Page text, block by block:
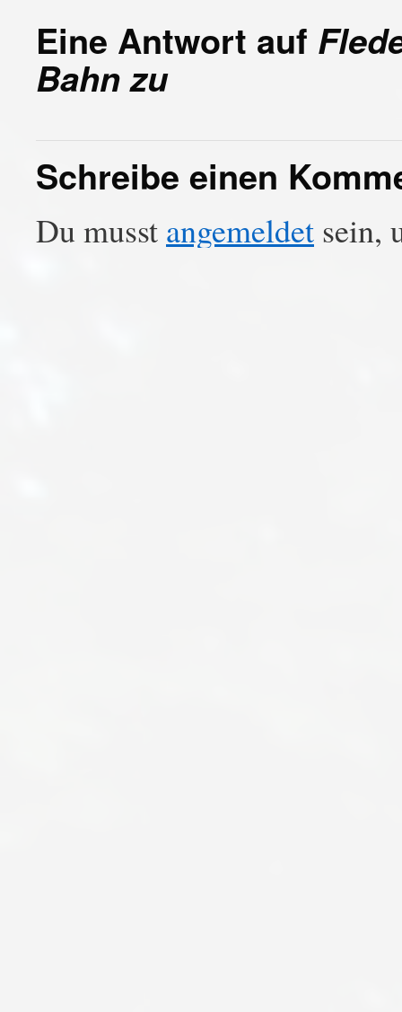
Eine Antwort auf
Bahn zu
Schreibe einen
Du musst angemeldet sein,